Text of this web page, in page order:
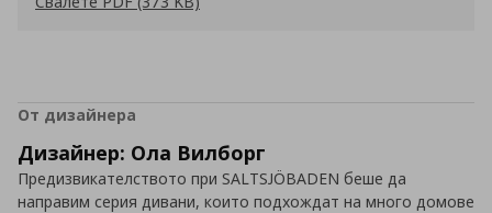
От дизайнера
Дизайнер: Ола Вилборг
Предизвикателството при SALTSJÖBADEN беше да
направим серия дивани, които подхождат на много домове